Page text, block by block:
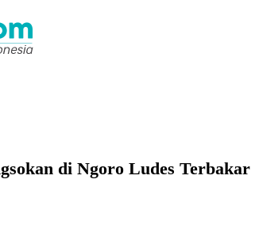
di Ngoro Ludes Terbakar